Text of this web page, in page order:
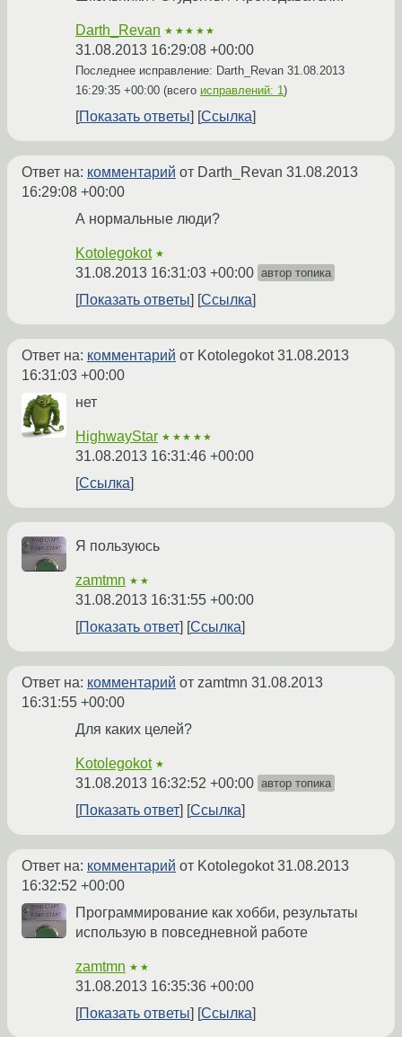
Darth_Revan ★★★★★
31.08.2013 16:29:08 +00:00
Последнее исправление: Darth_Revan 31.08.2013
16:29:35 +00:00 (всего исправлений: 1)
Показать ответы Ссылка
Ответ на: комментарий от Darth_Revan 31.08.2013
16:29:08 +00:00
А нормальные люди?
Kotolegokot ★
31.08.2013 16:31:03 +00:00 автор топика
Показать ответы Ссылка
Ответ на: комментарий от Kotolegokot31.08.2013
16:31:03 +00:00
нет
HighwayStar ★★★★★
31.08.2013 16:31:46 +00:00
Ссылка
Я пользуюсь
zamtmn ★★
31.08.2013 16:31:55 +00:00
Показать ответ
Ссылка
Ответ на: комментарий от zamtmn 31.08.2013
16:31:55 +00:00
Для каких целей?
Kotolegokot ★
31.08.2013 16:32:52 +00:00 автор топика
Показать ответ Ссылка
Ответ на: комментарий от Kotolegokot31.08.2013
16:32:52 +00:00
Программирование как хобби, результаты
использую в повседневной работе
zamtmn ★★
31.08.2013 16:35:36 +00:00
Показать ответы
Ссылка